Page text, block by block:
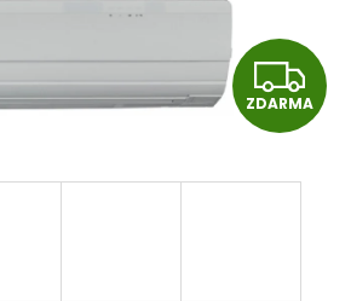
Z
D
ZDARMA